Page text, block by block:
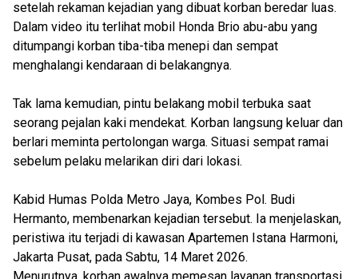
setelah rekaman kejadian yang dibuat korban beredar luas.
Dalam video itu terlihat mobil Honda Brio abu-abu yang
ditumpangi korban tiba-tiba menepi dan sempat
menghalangi kendaraan di belakangnya.
Tak lama kemudian, pintu belakang mobil terbuka saat
seorang pejalan kaki mendekat. Korban langsung keluar dan
berlari meminta pertolongan warga. Situasi sempat ramai
sebelum pelaku melarikan diri dari lokasi.
Kabid Humas Polda Metro Jaya, Kombes Pol. Budi
Hermanto, membenarkan kejadian tersebut. Ia menjelaskan,
peristiwa itu terjadi di kawasan Apartemen Istana Harmoni,
Jakarta Pusat, pada Sabtu, 14 Maret 2026.